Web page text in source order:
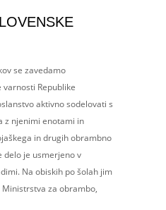
se zavedamo
Republike
aktivno sodelovati s
z njenimi enotami in
in drugih obrambno
delo je usmerjeno v
Na obiskih po šolah jim
za obrambo,